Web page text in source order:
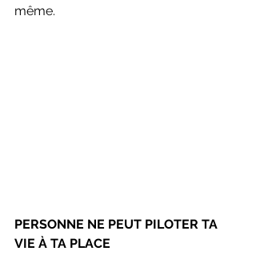
même.
PERSONNE NE PEUT PILOTER TA
VIE À TA PLACE